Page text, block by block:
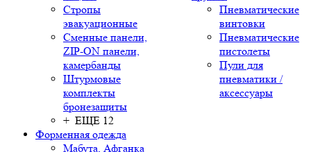
Стропы
эвакуационные
Сменные панели,
ZIP-ON панели,
камербанды
Штурмовые
комплекты
бронезащиты
+ ЕЩЕ 12
Форменная одежда
Мабута, Афганка
Пневматические
винтовки
Пневматические
пистолеты
Пули для
пневматики /
аксессуары